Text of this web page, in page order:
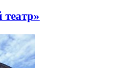
театр»